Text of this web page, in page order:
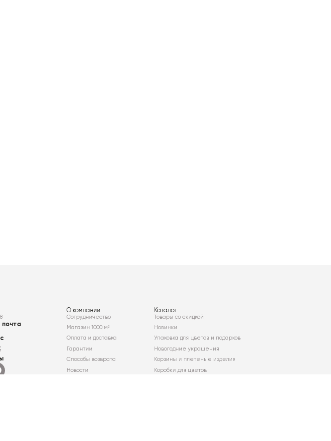
почта
О компании
Сотрудничество
Магазин 1000 м²
Оплата и доставка
Гарантии
Способы возврата
Новости
Каталог
Товары со скидкой
Новинки
Упаковка для цветов и подарков
Новогодние украшения
Корзины и плетеные изделия
Коробки для цветов